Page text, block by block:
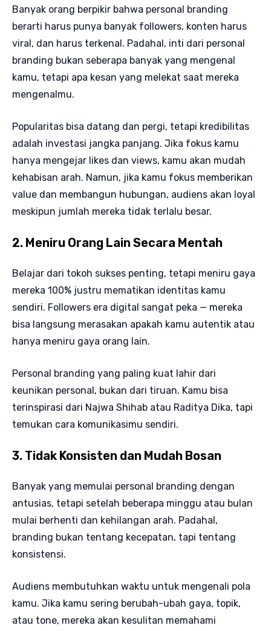
Banyak orang berpikir bahwa personal branding
berarti harus punya banyak followers, konten harus
viral, dan harus terkenal. Padahal, inti dari personal
branding bukan seberapa banyak yang mengenal
kamu, tetapi apa kesan yang melekat saat mereka
mengenalmu.
Popularitas bisa datang dan pergi, tetapi kredibilitas
adalah investasi jangka panjang. Jika fokus kamu
hanya mengejar likes dan views, kamu akan mudah
kehabisan arah. Namun, jika kamu fokus memberikan
value dan membangun hubungan, audiens akan loyal
meskipun jumlah mereka tidak terlalu besar.
2. Meniru Orang Lain Secara Mentah
Belajar dari tokoh sukses penting, tetapi meniru gaya
mereka 100% justru mematikan identitas kamu
sendiri. Followers era digital sangat peka — mereka
bisa langsung merasakan apakah kamu autentik atau
hanya meniru gaya orang lain.
Personal branding yang paling kuat lahir dari
keunikan personal, bukan dari tiruan. Kamu bisa
terinspirasi dari Najwa Shihab atau Raditya Dika, tapi
temukan cara komunikasimu sendiri.
3. Tidak Konsisten dan Mudah Bosan
Banyak yang memulai personal branding dengan
antusias, tetapi setelah beberapa minggu atau bulan
mulai berhenti dan kehilangan arah. Padahal,
branding bukan tentang kecepatan, tapi tentang
konsistensi.
Audiens membutuhkan waktu untuk mengenali pola
kamu. Jika kamu sering berubah-ubah gaya, topik,
atau tone, mereka akan kesulitan memahami